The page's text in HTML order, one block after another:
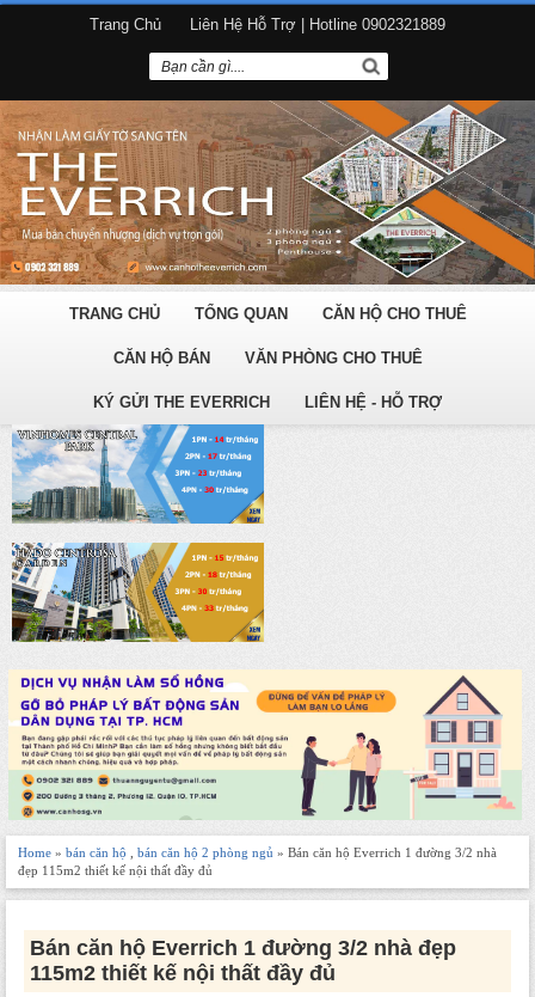
Trang Chủ Liên Hệ Hỗ Trợ | Hotline 0902321889
TRANG CHỦ TỔNG QUAN CĂN HỘ CHO THUÊ
CĂN HỘ BÁN VĂN PHÒNG CHO THUÊ
KÝ GỬI THE EVERRICH LIÊN HỆ - HỖ TRỢ
Home » bán căn hộ bán căn hộ 2 phòng ngủ » Bán căn hộ Everrich 1 đường 3/2 nhà
đẹp 115m2 thiết kế nội thất đầy đủ
Bán căn hộ Everrich 1 đường 3/2 nhà đẹp
115m2 thiết kế nội thất đầy đủ